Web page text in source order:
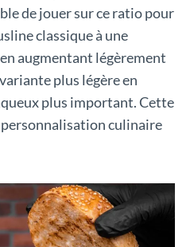
de jouer sur ce ratio pour
classique à une
augmentant légèrement
plus légère en
plus important. Cette
culinaire